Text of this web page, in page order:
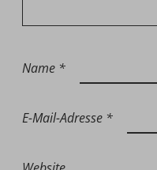
Name *
E-Mail-Adresse *